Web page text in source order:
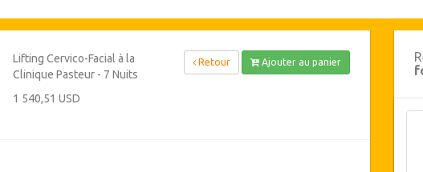
Lifting Cervico-Facial à la
Clinique Pasteur - 7 Nuits
1 540,51 USD
Retour Ajouter au panier